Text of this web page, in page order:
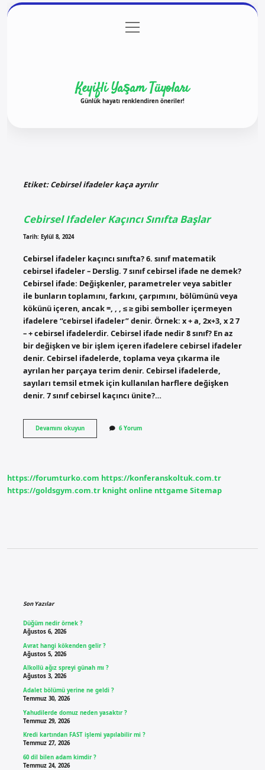
Gizlilik Politikası
menüyü
aç
Keyifli Yaşam Tüyoları
Günlük hayatı renklendiren öneriler!
Etiket:Cebirsel ifadeler kaça ayrılır
Cebirsel Ifadeler Kaçıncı Sınıfta Başlar
Tarih: Eylül 8, 2024
Cebirsel ifadeler kaçıncı sınıfta? 6. sınıf matematik
cebirsel ifadeler – Derslig. 7 sınıf cebirsel ifade ne demek?
Cebirsel ifade: Değişkenler, parametreler veya sabitler
ile bunların toplamını, farkını, çarpımını, bölümünü veya
kökünü içeren, ancak =, , , ≤ ≥ gibi semboller içermeyen
ifadelere “cebirsel ifadeler” denir. Örnek: x + a, 2x+3, x 2 7
– + cebirsel ifadelerdir. Cebirsel ifade nedir 8 sınıf? En az
bir değişken ve bir işlem içeren ifadelere cebirsel ifadeler
denir. Cebirsel ifadelerde, toplama veya çıkarma ile
ayrılan her parçaya terim denir. Cebirsel ifadelerde,
sayıları temsil etmek için kullanılan harflere değişken
denir. 7 sınıf cebirsel kaçıncı ünite?…
Devamını okuyunCebirsel
Ifadeler
6 Yorum
https://forumturko.com https://konferanskoltuk.com.tr
https://goldsgym.com.tr knight online nttgame Sitemap
Son Yazılar
Düğüm nedir örnek ?
Ağustos 6, 2026
Avrat hangi kökenden gelir ?
Ağustos 5, 2026
Alkollü ağız spreyi günah mı ?
Ağustos 3, 2026
Adalet bölümü yerine ne geldi ?
Temmuz 30, 2026
Yahudilerde domuz neden yasaktır ?
Temmuz 29, 2026
Kredi kartından FAST işlemi yapılabilir mi ?
Temmuz 27, 2026
60 dil bilen adam kimdir ?
Temmuz 24, 2026